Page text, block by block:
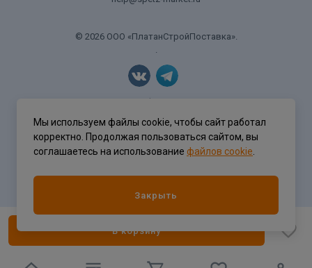
В корзину
© 2026 ООО «ПлатанСтройПоставка».
.
Политика конфиденциальности
Мы используем файлы cookie, чтобы сайт работал
корректно. Продолжая пользоваться сайтом, вы
соглашаетесь на использование файлов cookie
Закрыть